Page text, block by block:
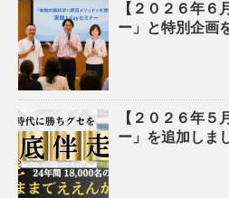
【２０２６年６
ー」と特別企画
【２０２６年５
ー」を追加しま